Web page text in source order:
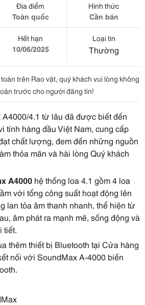
Địa điểm
Toàn quốc
Hình thức
Cần bán
Hết hạn
10/06/2025
Loại tin
Thường
trên Rao vặt, quý khách vui lòng không
trước cho người đăng tin!
4.1 từ lâu đã được biết đến
tính hàng đầu Việt Nam, cung cấp
chất lượng, đem đến những nguồn
thỏa mãn và hài lòng Quý khách
A4000 hệ thống loa 4.1 gồm 4 loa
với tổng công suất hoạt động lên
lan tỏa âm thanh nhanh, thể hiện từ
âm phát ra mạnh mẽ, sống động và
tiết.
thêm thiết bị Bluetooth tại Cửa hàng
nối với SoundMax A-4000 biến